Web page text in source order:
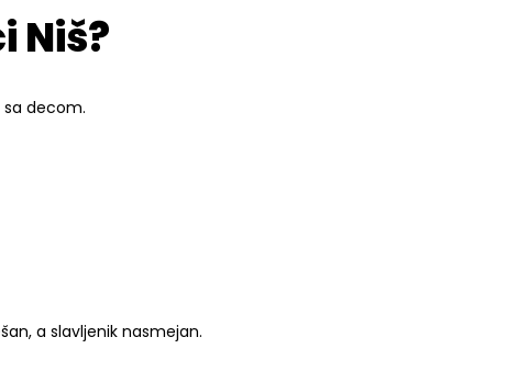
Niš?
decom.
a slavljenik nasmejan.